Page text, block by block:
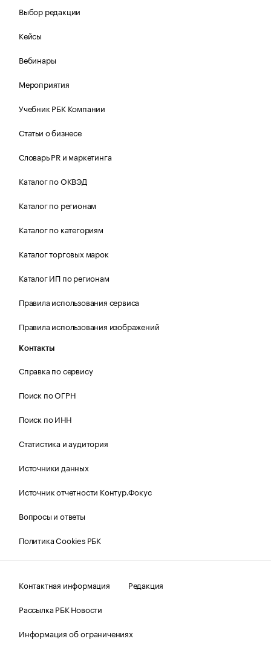
Выбор редакции
Кейсы
Вебинары
Мероприятия
Учебник РБК Компании
Статьи о бизнесе
Словарь PR и маркетинга
Каталог по ОКВЭД
Каталог по регионам
Каталог по категориям
Каталог торговых марок
Каталог ИП по регионам
Правила использования сервиса
Правила использования изображений
Контакты
Справка по сервису
Поиск по ОГРН
Поиск по ИНН
Статистика и аудитория
Источники данных
Источник отчетности Контур.Фокус
Вопросы и ответы
Политика Cookies РБК
Контактная информация
Редакция
Рассылка РБК Новости
Информация об ограничениях